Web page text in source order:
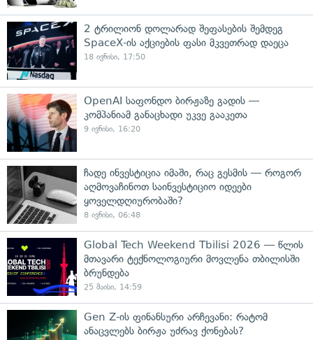
2 ტრილიონ დოლარად შეფასების შემდეგ
SpaceX-ის აქციების ფასი მკვეთრად დაეცა
18 ივნისი, 17:50
OpenAI საფონდო ბირჟაზე გადის —
კომპანიამ განაცხადი უკვე გააკეთა
9 ივნისი, 16:20
ჩადე ინვესტიცია იმაში, რაც გესმის — როგორ
აღმოვაჩინოთ საინვესტიციო იდეები
ყოველდღიურობაში?
8 ივნისი, 06:48
Global Tech Weekend Tbilisi 2026 — წლის
მთავარი ტექნოლოგიური მოვლენა თბილისში
ბრუნდება
25 მაისი, 14:59
Gen Z-ის ფინანსური არჩევანი: რატომ
ანაცვლებს ბირჟა უძრავ ქონებას?